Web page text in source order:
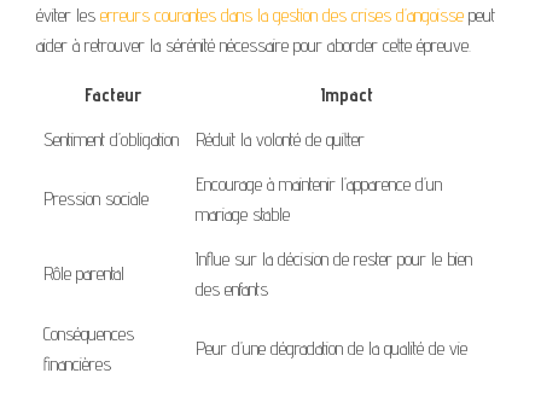
éviter les erreurs courantes dans la gestion des crises d’angoisse peut
aider à retrouver la sérénité nécessaire pour aborder cette épreuve.
Facteur
Impact
Sentiment d’obligation
Réduit la volonté de quitter
Pression sociale
Encourage à maintenir l’apparence d’un
mariage stable
Rôle parental
Influe sur la décision de rester pour le bien
des enfants
Conséquences
financières
Peur d’une dégradation de la qualité de vie